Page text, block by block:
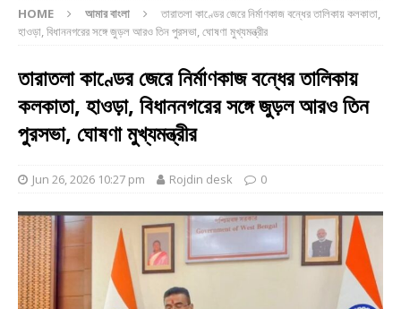
HOME আমার বাংলা
তারাতলা কাণ্ডের জেরে নির্মাণকাজ বন্ধের তালিকায় কলকাতা,
হাওড়া, বিধাননগরের সঙ্গে জুড়ল আরও তিন পুরসভা, ঘোষণা মুখ্যমন্ত্রীর
তারাতলা কাণ্ডের জেরে নির্মাণকাজ বন্ধের তালিকায়
কলকাতা, হাওড়া, বিধাননগরের সঙ্গে জুড়ল আরও তিন
পুরসভা, ঘোষণা মুখ্যমন্ত্রীর
Jun 26, 2026 10:27 pm Rojdin desk 0